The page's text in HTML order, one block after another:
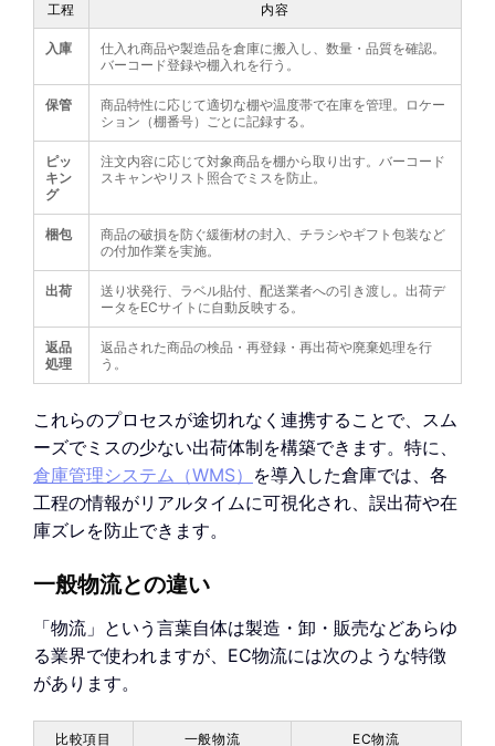
工程 内容
入庫
仕入れ商品や製造品を倉庫に搬入し、数量・品質を確認。
バーコード登録や棚入れを行う。
保管
商品特性に応じて適切な棚や温度帯で在庫を管理。ロケー
ション（棚番号）ごとに記録する。
ピッ
キン
グ
注文内容に応じて対象商品を棚から取り出す。バーコード
スキャンやリスト照合でミスを防止。
梱包
商品の破損を防ぐ緩衝材の封入、チラシやギフト包装など
の付加作業を実施。
出荷
送り状発行、ラベル貼付、配送業者への引き渡し。出荷デ
ータをECサイトに自動反映する。
返品
処理
返品された商品の検品・再登録・再出荷や廃棄処理を行
う。
これらのプロセスが途切れなく連携することで、スム
ーズでミスの少ない出荷体制を構築できます。特に、
倉庫管理システム（WMS） を導入した倉庫では、各
工程の情報がリアルタイムに可視化され、誤出荷や在
庫ズレを防止できます。
一般物流との違い
「物流」という言葉自体は製造・卸・販売などあらゆ
る業界で使われますが、EC物流には次のような特徴
があります。
比較項目 一般物流 EC物流